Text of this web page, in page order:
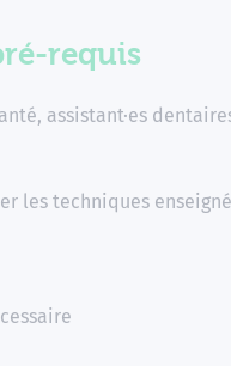
requis
assistant·es
les techniques